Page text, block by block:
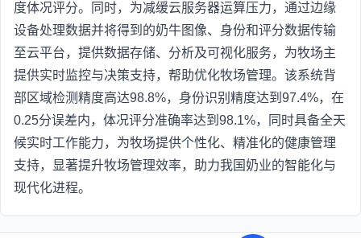
度体况评分。同时，为减缓云服务器运算压力，通过边缘
设备处理数据并将得到的奶牛图像、身份和评分数据传输
至云平台，提供数据存储、分析及可视化服务，为牧场主
提供实时监控与决策支持，帮助优化牧场管理。该系统背
部区域检测精度高达98.8%，身份识别精度达到97.4%，在
0.25分误差内，体况评分准确率达到98.1%，同时具备全天
候实时工作能力，为牧场提供个性化、精准化的健康管理
支持，显著提升牧场管理效率，助力我国奶业的智能化与
现代化进程。